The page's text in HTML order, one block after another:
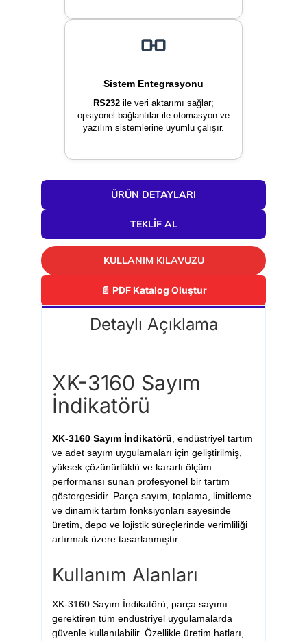
Sistem Entegrasyonu
RS232 ile veri aktarımı sağlar;
opsiyonel bağlantılar ile otomasyon ve
yazılım sistemlerine uyumlu çalışır.
ÜRÜN DETAYLARI
TEKLIF AL
KULLANIM KILAVUZU
📄 PDF Katalog Oluştur
Detaylı Açıklama
XK-3160 Sayım
İndikatörü
XK-3160 Sayım İndikatörü , endüstriyel tartım
ve adet sayım uygulamaları için geliştirilmiş,
yüksek çözünürlüklü ve kararlı ölçüm
performansı sunan profesyonel bir tartım
göstergesidir. Parça sayım, toplama, limitleme
ve dinamik tartım fonksiyonları sayesinde
üretim, depo ve lojistik süreçlerinde verimliliği
artırmak üzere tasarlanmıştır.
Kullanım Alanları
XK-3160 Sayım İndikatörü; parça sayımı
gerektiren tüm endüstriyel uygulamalarda
güvenle kullanılabilir. Özellikle üretim hatları,